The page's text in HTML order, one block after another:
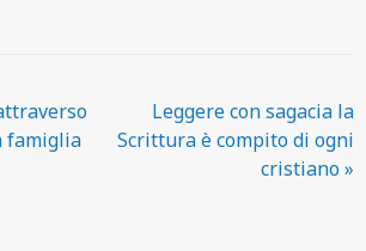
famiglia
Leggere con sagacia la
Scrittura è compito di ogni
cristiano»